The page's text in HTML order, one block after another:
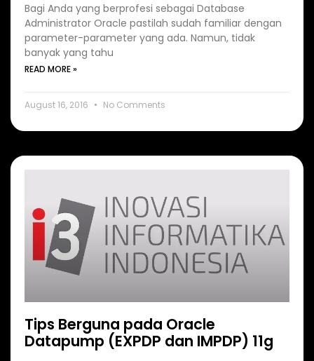
Bagi Anda yang berprofesi sebagai Database
Administrator Oracle pastilah sudah familiar dengan
parameter-parameter yang ada. Namun, tidak
banyak yang tahu
READ MORE »
August 16, 2016 No Comments
Tips Berguna pada Oracle
Datapump (EXPDP dan IMPDP) 11g